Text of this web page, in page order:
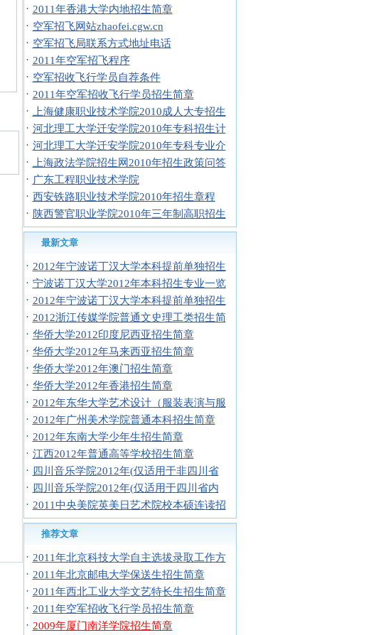
· 2011年香港大学内地招生简章
· 空军招飞网站zhaofei.cgw.cn
· 空军招飞局联系方式地址电话
· 2011年空军招飞程序
· 空军招收飞行学员自荐条件
· 2011年空军招收飞行学员招生简章
·
上海健康职业技术学院2010成人大专招生
· 河北理工大学迁安学院2010年专科招生计
· 河北理工大学迁安学院2010年专科专业介
·
上海政法学院招生网2010年招生政策问答
· 广东工程职业技术学院
· 西安铁路职业技术学院2010年招生章程
· 陕西警官职业学院2010年三年制高职招生
最新文章
· 2012年宁波诺丁汉大学本科提前单独招生
· 宁波诺丁汉大学2012年本科招生专业一览
· 2012年宁波诺丁汉大学本科提前单独招生
· 2012浙江传媒学院普通文史理工类招生简
· 华侨大学2012印度尼西亚招生简章
· 华侨大学2012年马来西亚招生简章
· 华侨大学2012年澳门招生简章
· 华侨大学2012年香港招生简章
· 2012年东华大学艺术设计（服装表演与服
· 2012年广州美术学院普通本科招生简章
· 2012年东南大学少年生招生简章
· 江西2012年普通高等学校招生简章
· 四川音乐学院2012年(仅适用于非四川省
· 四川音乐学院2012年(仅适用于四川省内
· 2011中央美院英美日艺术院校本硕连读招
推荐文章
· 2011年北京科技大学自主选拔录取工作方
· 2011年北京邮电大学保送生招生简章
· 2011年西北工业大学文艺特长生招生简章
· 2011年空军招收飞行学员招生简章
· 2009年厦门南洋学院招生简章